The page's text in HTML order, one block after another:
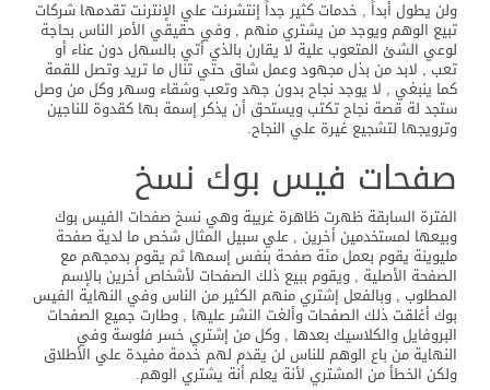
ولن يطول أبداً , خدمات كثير جداً إنتشرنت علي الإنترنت تقدمها شركات
تبيع الوهم ويوجد من يشتري منهم , وفي حقيقي الأمر الناس بحاجة
لوعي الشئ المتعوب علية لا يقارن بالذي أتي بالسهل دون عناء أو
تعب , لابد من بذل مجهود وعمل شاق حتي تنال ما تريد وتصل للقمة
كما ينبغي , لا يوجد نجاح بدون جهد وتعب وشقاء وسهر وكل من وصل
ستجد لة قصة نجاح تكتب ويستحق أن يذكر إسمة بها كقدوة للناجين
وترويجها لتشجيع غيرة علي النجاح.
صفحات فيس بوك نسخ
الفترة السابقة ظهرت ظاهرة غريبة وهي نسخ صفحات الفيس بوك
وبيعها لمستخدمين أخرين , علي سبيل المثال شخص ما لدية صفحة
مليوينة يقوم بعمل مئة صفحة بنفس إسمها ثم يقوم بدمجهم مع
الصفحة الأصلية , ويقوم ببيع ذلك الصفحات لأشخاص أخرين بالإسم
المطلوب , وبالفعل إشتري منهم الكثير من الناس وفي النهاية الفيس
بوك أغلقت ذلك الصفحات وألغت النشر عليها , وطارت جميع الصفحات
البروفايل والكلاسيك بعدها , وكل من إشتري خسر فلوسة وفي
النهاية من باع الوهم للناس لن يقدم لهم خدمة مفيدة علي الأطلاق
ولكن الخطأ من المشتري لأنة يعلم أنة يشتري الوهم.